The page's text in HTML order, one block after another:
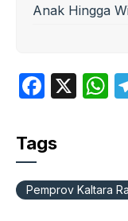
Anak Hingga
F
c
e
b
X
A
Tags
Pemprov Kaltara